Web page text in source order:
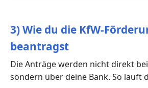
3) Wie du die KfW-
beantragst
Die Anträge werden nicht direkt
sondern über deine Bank. So läuft